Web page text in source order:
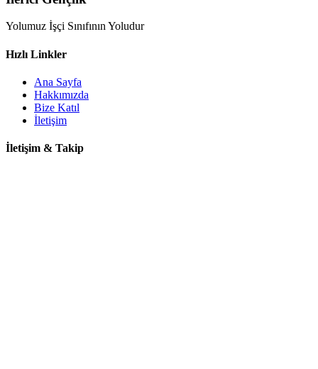
Yolumuz İşçi Sınıfının Yoludur
Hızlı Linkler
Ana Sayfa
Hakkımızda
Bize Katıl
İletişim
İletişim & Takip